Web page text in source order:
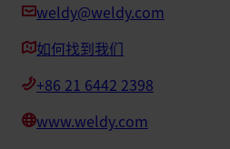
weldy@weldy.com
如何找到我们
+86 21 6442 2398
www.weldy.com